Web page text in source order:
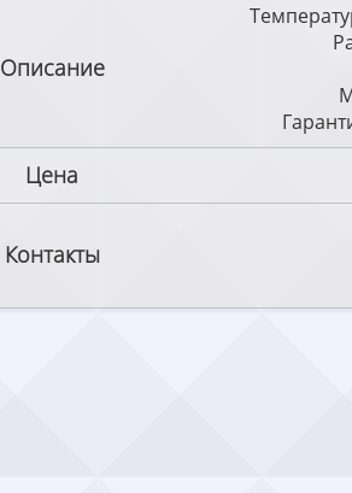
Описание
Цена
Контакты